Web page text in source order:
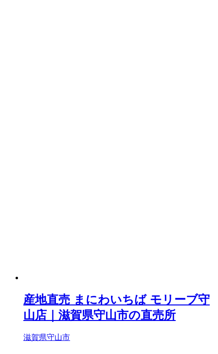
産地直売 まにわいちば モリーブ守
山店｜滋賀県守山市の直売所
滋賀県守山市